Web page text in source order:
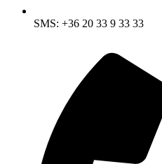
SMS: +36 20 33 9 33 33